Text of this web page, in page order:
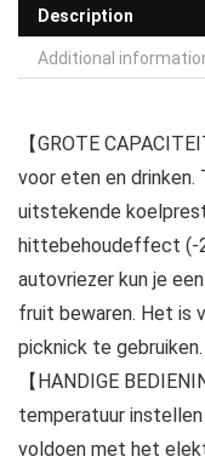
Description
Additional
【GROTE
voor eten en
uitstekende
hittebehoudeffect (-
autovriezer kun je
fruit bewaren. Het is
picknick te gebruiken.
【HANDIGE
temperatuur
voldoen met het